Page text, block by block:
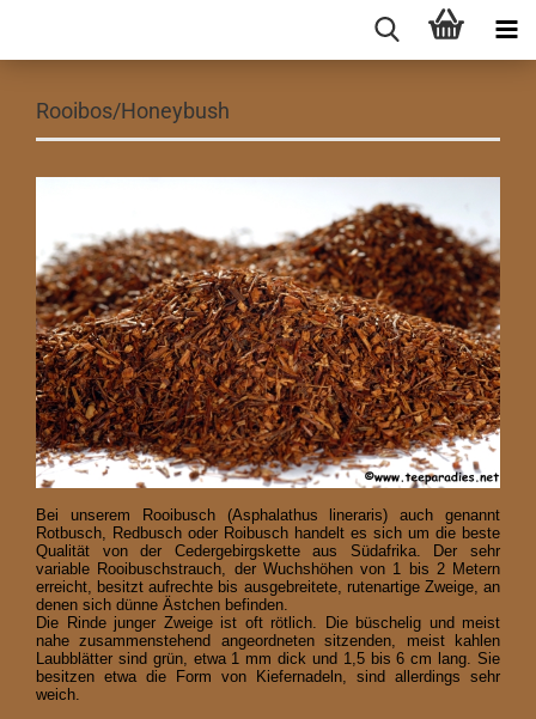
Rooibos/Honeybush
Bei unserem Rooibusch (Asphalathus lineraris) auch genannt
Rotbusch, Redbusch oder Roibusch handelt es sich um die beste
Qualität von der Cedergebirgskette aus Südafrika. Der sehr
variable Rooibuschstrauch, der Wuchshöhen von 1 bis 2 Metern
erreicht, besitzt aufrechte bis ausgebreitete, rutenartige Zweige, an
denen sich dünne Ästchen befinden.
Die Rinde junger Zweige ist oft rötlich. Die büschelig und meist
nahe zusammenstehend angeordneten sitzenden, meist kahlen
Laubblätter sind grün, etwa 1 mm dick und 1,5 bis 6 cm lang. Sie
besitzen etwa die Form von Kiefernadeln, sind allerdings sehr
weich.